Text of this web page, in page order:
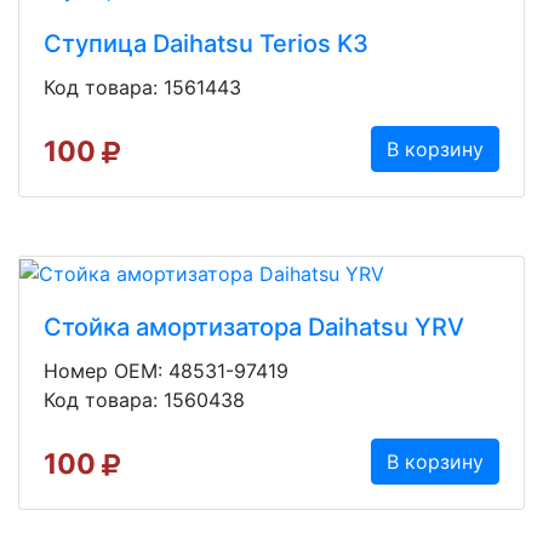
Ступица Daihatsu Terios K3
Код товара: 1561443
100 В корзину
Стойка амортизатора Daihatsu YRV
Номер OEM: 48531-97419
Код товара: 1560438
100 В корзину